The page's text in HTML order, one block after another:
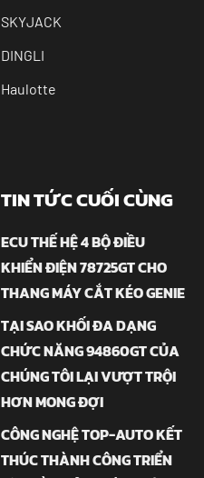
SKYJACK
DINGLI
Haulotte
TIN TỨC CUỐI CÙNG
ECU THẾ HỆ 4 BỘ ĐIỀU
KHIỂN ĐIỆN 78725GT CHO
THANG MÁY CẮT KÉO GENIE
TẠI SAO KHỐI ĐA DẠNG
CHỨC NĂNG 94860GT CỦA
CHÚNG TÔI LẠI VƯỢT TRỘI
HƠN MONG ĐỢI
CÔNG NGHỆ TOP-AUTO KẾT
THÚC THÀNH CÔNG TRIỂN